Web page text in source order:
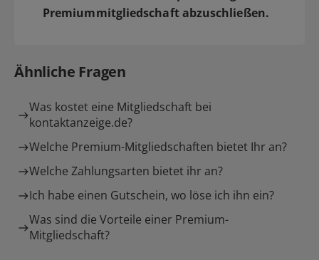
Premiummitgliedschaft abzuschließen.
Ähnliche Fragen
Was kostet eine Mitgliedschaft bei
kontaktanzeige.de?
Welche Premium-Mitgliedschaften bietet Ihr an?
Welche Zahlungsarten bietet ihr an?
Ich habe einen Gutschein, wo löse ich ihn ein?
Was sind die Vorteile einer Premium-
Mitgliedschaft?